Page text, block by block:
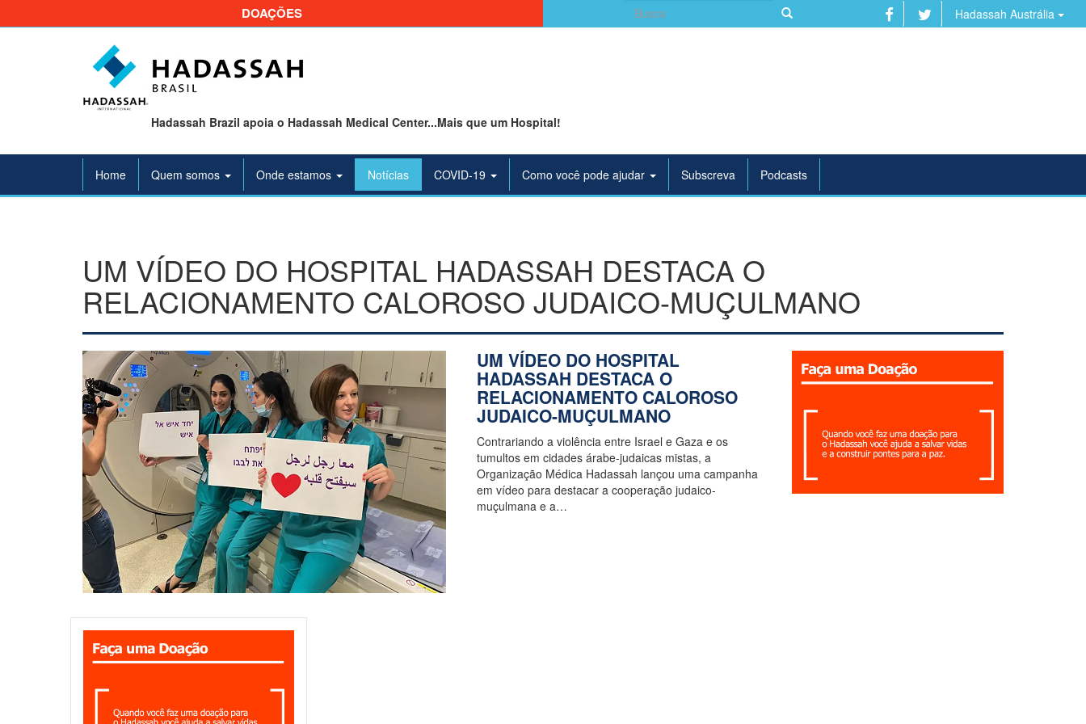
DOAÇÕES
Search
for:
Hadassah Austrália
Hadassah Brazil apoia o Hadassah Medical Center...Mais que um Hospital!
Home Quem somos Onde estamos Notícias COVID-19 Como você pode ajudar Subscreva Podcasts
UM VÍDEO DO HOSPITAL HADASSAH DESTACA O
RELACIONAMENTO CALOROSO JUDAICO-MUÇULMANO
UM VÍDEO DO HOSPITAL
HADASSAH DESTACA O
RELACIONAMENTO CALOROSO
JUDAICO-MUÇULMANO
Contrariando a violência entre Israel e Gaza e os
tumultos em cidades árabe-judaicas mistas, a
Organização Médica Hadassah lançou uma campanha
em vídeo para destacar a cooperação judaico-
muçulmana e a…